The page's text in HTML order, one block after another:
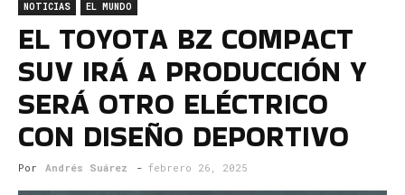
Magazine
NOTICIAS EL MUNDO
EL TOYOTA BZ COMPACT
SUV IRÁ A PRODUCCIÓN Y
SERÁ OTRO ELÉCTRICO
CON DISEÑO DEPORTIVO
Por Andrés Suárez - febrero 26, 2025